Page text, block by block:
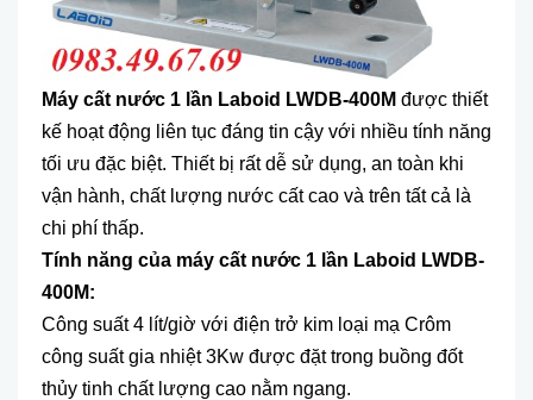
Máy cất nước 1 lần Laboid LWDB-400M được thiết
kế hoạt động liên tục đáng tin cậy với nhiều tính năng
tối ưu đặc biệt. Thiết bị rất dễ sử dụng, an toàn khi
vận hành, chất lượng nước cất cao và trên tất cả là
chi phí thấp.
Tính năng của máy cất nước 1 lần Laboid LWDB-
400M:
Công suất 4 lít/giờ với điện trở kim loại mạ Crôm
công suất gia nhiệt 3Kw được đặt trong buồng đốt
thủy tinh chất lượng cao nằm ngang.